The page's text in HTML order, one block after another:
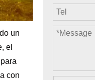
un
el
con